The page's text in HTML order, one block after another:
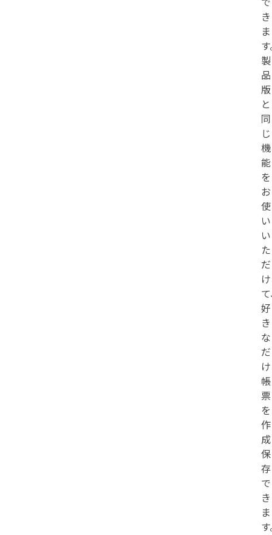
き
ま
製
品
版
と
同
じ
機
能
を
お
使
い
い
た
だ
け
好
き
な
だ
け
帳
票
を
作
保
存
で
き
ま